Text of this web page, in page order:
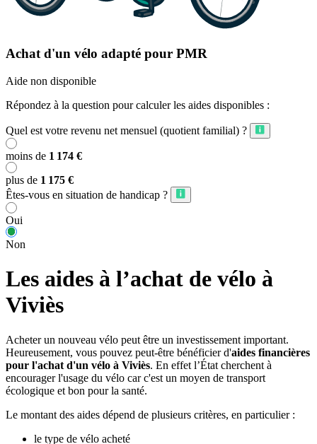
Achat d'un vélo adapté pour PMR
Aide non disponible
Répondez à la question pour calculer les aides disponibles :
Quel est votre revenu net mensuel (quotient familial) ?
moins de 1 174 €
plus de 1 175 €
Êtes-vous en situation de handicap ?
Oui
Non
Les aides à l’achat de vélo à
Viviès
Acheter un nouveau vélo peut être un investissement important.
Heureusement, vous pouvez peut-être bénéficier d'aides financières
pour l'achat d'un vélo à Viviès. En effet l’État cherchent à
encourager l'usage du vélo car c'est un moyen de transport
écologique et bon pour la santé.
Le montant des aides dépend de plusieurs critères, en particulier :
le type de vélo acheté